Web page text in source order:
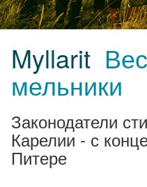
Myllarit
мельники
Законодатели
Карелии - с
Питере